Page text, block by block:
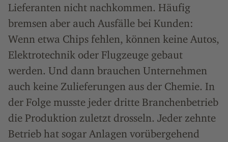
Lieferanten nicht nachkommen. Häufig
bremsen aber auch Ausfälle bei Kunden:
Wenn etwa Chips fehlen, können keine Autos,
Elektrotechnik oder Flugzeuge gebaut
werden. Und dann brauchen Unternehmen
auch keine Zulieferungen aus der Chemie. In
der Folge musste jeder dritte Branchenbetrieb
die Produktion zuletzt drosseln. Jeder zehnte
Betrieb hat sogar Anlagen vor­übergehend